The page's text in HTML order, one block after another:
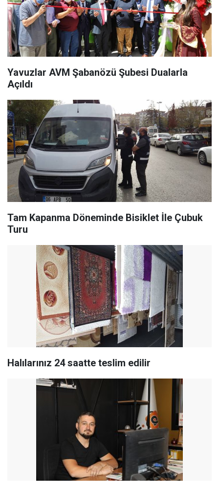
Yavuzlar AVM Şabanözü Şubesi Dualarla
Açıldı
Tam Kapanma Döneminde Bisiklet İle Çubuk
Turu
Halılarınız 24 saatte teslim edilir